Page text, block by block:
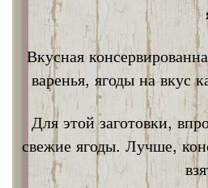
Вкусная
варенья, ягоды на
Для этой заготовки,
свежие ягоды. Лучше,